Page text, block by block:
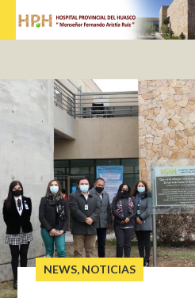
HOSPITAL PROVINCIAL DEL
NEWS, NOTICIAS